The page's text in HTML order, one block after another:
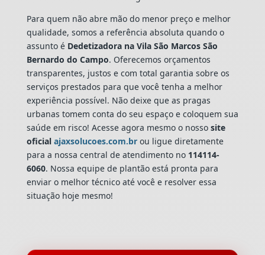
Para quem não abre mão do menor preço e melhor
qualidade, somos a referência absoluta quando o
assunto é Dedetizadora na Vila São Marcos São
Bernardo do Campo. Oferecemos orçamentos
transparentes, justos e com total garantia sobre os
serviços prestados para que você tenha a melhor
experiência possível. Não deixe que as pragas
urbanas tomem conta do seu espaço e coloquem sua
saúde em risco! Acesse agora mesmo o nossosite
oficial ajaxsolucoes.com.brou ligue diretamente
para a nossa central de atendimento no 114114-
6060. Nossa equipe de plantão está pronta para
enviar o melhor técnico até você e resolver essa
situação hoje mesmo!